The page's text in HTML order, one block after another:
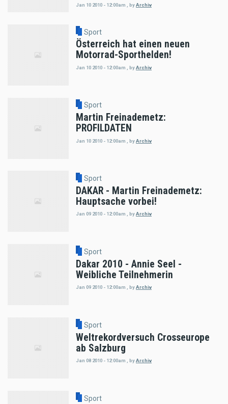
Jan 10 2010 - 12:00am byArchiv
Sport
Österreich hat einen neuen
Motorrad-Sporthelden!
Jan 10 2010 - 12:00am byArchiv
Sport
Martin Freinademetz:
PROFILDATEN
Jan 10 2010 - 12:00am byArchiv
Sport
DAKAR - Martin Freinademetz:
Hauptsache vorbei!
Jan 09 2010 - 12:00am , byArchiv
Sport
Dakar 2010 - Annie Seel -
Weibliche Teilnehmerin
Jan 09 2010 - 12:00am byArchiv
Sport
Weltrekordversuch Crosseurope
ab Salzburg
Jan 08 2010 - 12:00am byArchiv
Sport